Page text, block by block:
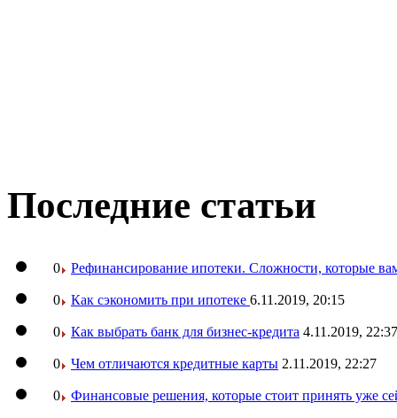
Последние статьи
0 Рефинансирование ипотеки. Сложности, которые
0 Как сэкономить при ипотеке 6.11.2019, 20:15
0 Как выбрать банк для бизнес-кредита 4.11.2019, 22:37
0 Чем отличаются кредитные карты 2.11.2019, 22:27
0 Финансовые решения, которые стоит принять уже